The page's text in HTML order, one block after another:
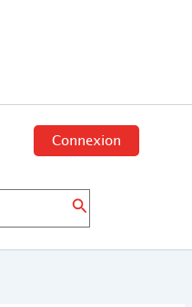
Connexion
Search